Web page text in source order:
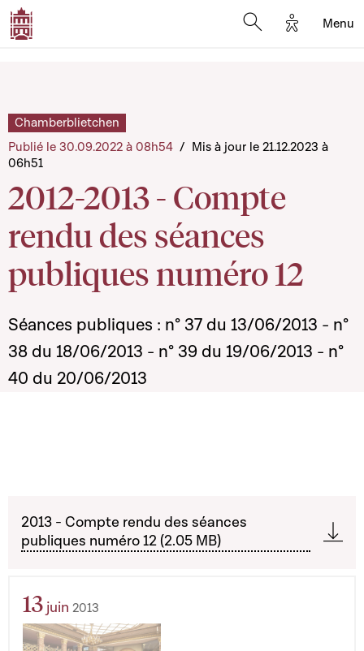
Options
Menu
2012-2013 - Compte
rendu des séances
publiques numéro 12
Chamberblietchen
Publié le 30.09.2022 à 08h54 / Mis à jour le 21.12.2023 à
06h51
Séances publiques : n° 37 du 13/06/2013 - n°
38 du 18/06/2013 - n° 39 du 19/06/2013 - n°
40 du 20/06/2013
2013 - Compte rendu des séances
publiques numéro 12 (2.05 MB)
13 juin 2013